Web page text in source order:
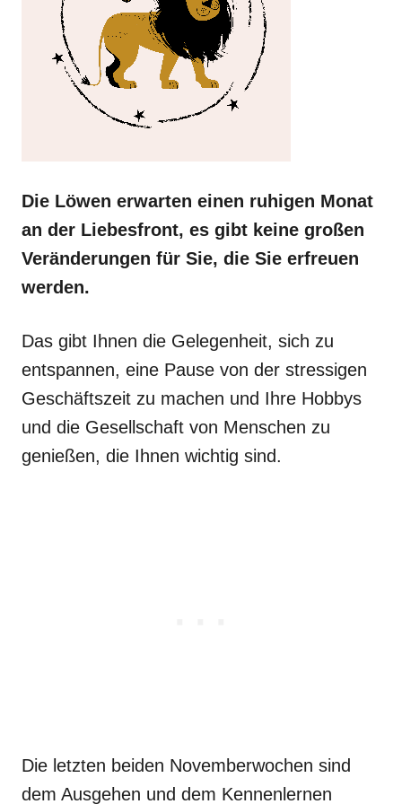
Die Löwen erwarten einen ruhigen Monat
an der Liebesfront, es gibt keine großen
Veränderungen für Sie, die Sie erfreuen
werden.
Das gibt Ihnen die Gelegenheit, sich zu
entspannen, eine Pause von der stressigen
Geschäftszeit zu machen und Ihre Hobbys
und die Gesellschaft von Menschen zu
genießen, die Ihnen wichtig sind.
Die letzten beiden Novemberwochen sind
dem Ausgehen und dem Kennenlernen